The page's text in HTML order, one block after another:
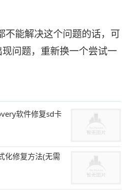
不能解决这个问题的话，可
问题，重新换一个尝试一
软件修复sd卡
化修复方法(无需